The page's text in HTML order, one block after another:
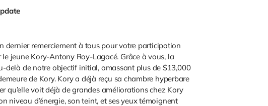
dernier remerciement à tous pour votre participation
jeune Kory-Antony Roy-Lagacé. Grâce à vous, la
delà de notre objectif initial, amassant plus de $13,000
de Kory. Kory a déjà reçu sa chambre hyperbare
qu’elle voit déjà de grandes améliorations chez Kory
niveau d’énergie, son teint, et ses yeux témoignent